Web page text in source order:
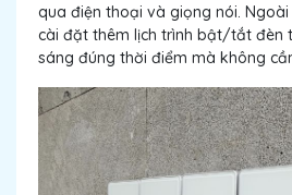
qua điện thoại và giọng nói. Ngoài
cài đặt thêm lịch trình bật/tắt đèn
sáng đúng thời điểm mà không